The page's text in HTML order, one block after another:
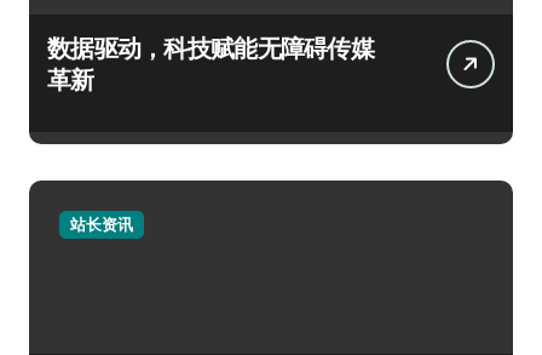
数据驱动，科技赋能无障碍传媒
革新
站长资讯